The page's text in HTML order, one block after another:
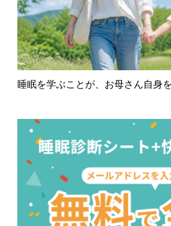
子どもの才能を呼び覚ます『快速